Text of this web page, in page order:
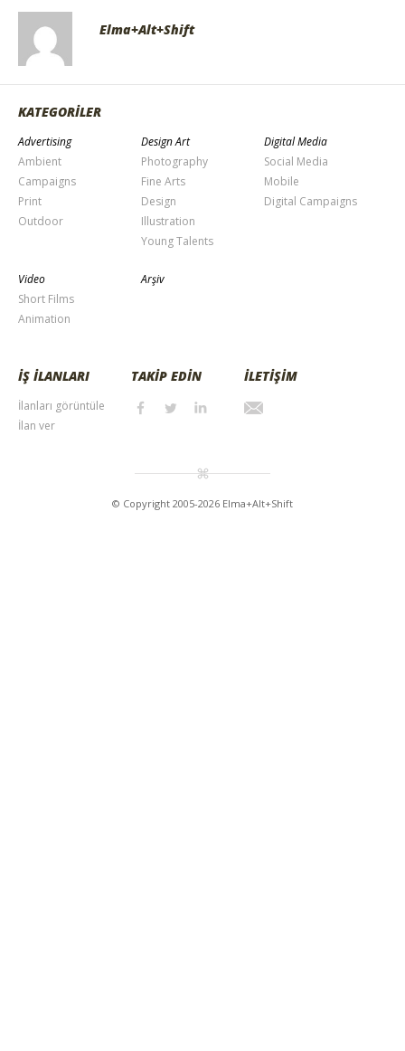
Elma+Alt+Shift
KATEGORİLER
Advertising
Ambient
Campaigns
Print
Outdoor
Design Art
Photography
Fine Arts
Design
Illustration
Young Talents
Digital Media
Social Media
Mobile
Digital Campaigns
Video
Short Films
Animation
Arşiv
İŞ İLANLARI
İlanları görüntüle
İlan ver
TAKİP EDİN İLETİŞİM
© Copyright 2005-2026 Elma+Alt+Shift